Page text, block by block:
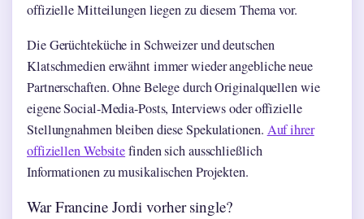
offizielle Mitteilungen liegen zu diesem Thema vor.
Die Gerüchteküche in Schweizer und deutschen
Klatschmedien erwähnt immer wieder angebliche neue
Partnerschaften. Ohne Belege durch Originalquellen wie
eigene Social-Media-Posts, Interviews oder offizielle
Stellungnahmen bleiben diese Spekulationen. Auf ihrer
offiziellen Websitefinden sich ausschließlich
Informationen zu musikalischen Projekten.
War Francine Jordi vorher single?